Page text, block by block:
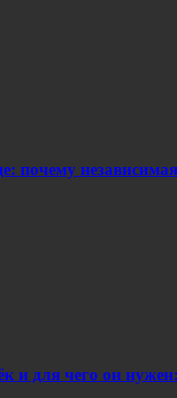
почему
и для чего он